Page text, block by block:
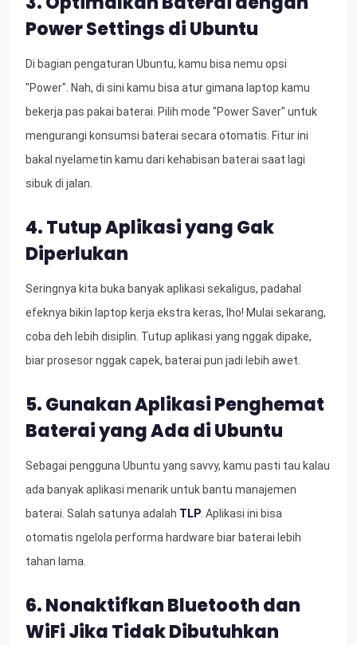
Power Settings di Ubuntu
Di bagian pengaturan Ubuntu, kamu bisa nemu opsi
"Power". Nah, di sini kamu bisa atur gimana laptop kamu
bekerja pas pakai baterai. Pilih mode "Power Saver" untuk
mengurangi konsumsi baterai secara otomatis. Fitur ini
bakal nyelametin kamu dari kehabisan baterai saat lagi
sibuk di jalan.
4. Tutup Aplikasi yang Gak
Diperlukan
Seringnya kita buka banyak aplikasi sekaligus, padahal
efeknya bikin laptop kerja ekstra keras, lho! Mulai sekarang,
coba deh lebih disiplin. Tutup aplikasi yang nggak dipake,
biar prosesor nggak capek, baterai pun jadi lebih awet.
5. Gunakan Aplikasi Penghemat
Baterai yang Ada di Ubuntu
Sebagai pengguna Ubuntu yang savvy, kamu pasti tau kalau
ada banyak aplikasi menarik untuk bantu manajemen
baterai. Salah satunya adalah TLP . Aplikasi ini bisa
otomatis ngelola performa hardware biar baterai lebih
tahan lama.
6. Nonaktifkan Bluetooth dan
WiFi Jika Tidak Dibutuhkan